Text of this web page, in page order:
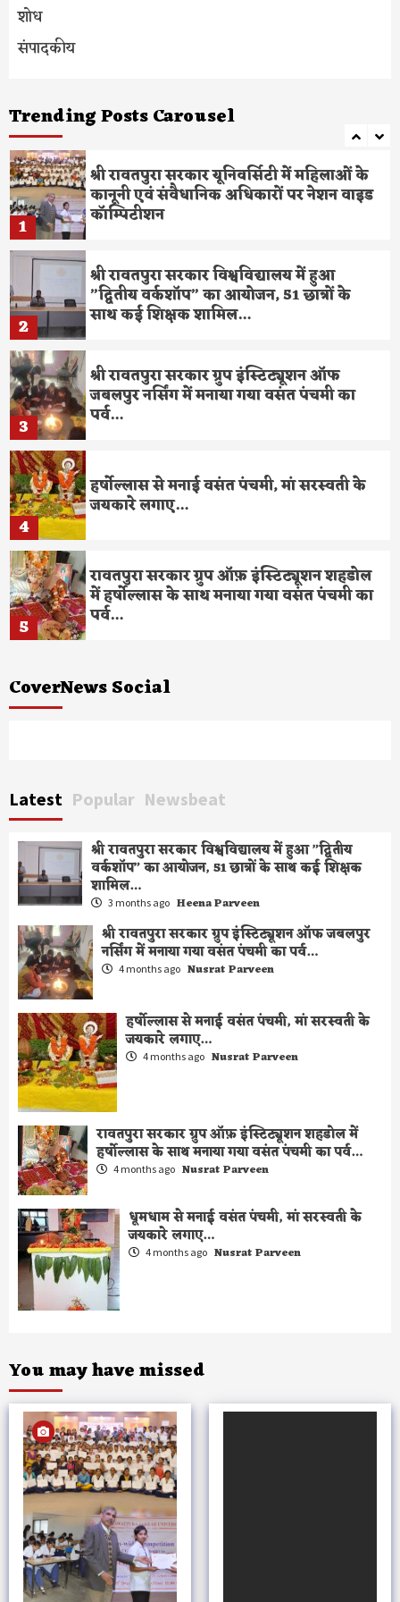
शोध
संपादकीय
Trending Posts Carousel
7
8
दिखी लता मंंगेशकर….
1
श्री रावतपुरा सरकार यूनिवर्सिटी में महिलाओं के
कानूनी एवं संवैधानिक अधिकारों पर नेशन वाइड
कॉम्पिटीशन
2
श्री रावतपुरा सरकार विश्वविद्यालय में हुआ
”द्वितीय वर्कशॉप” का आयोजन, 51 छात्रों के
साथ कई शिक्षक शामिल…
3
श्री रावतपुरा सरकार ग्रुप इंस्टिट्यूशन ऑफ
जबलपुर नर्सिंग में मनाया गया वसंत पंचमी का
पर्व…
4
हर्षोल्लास से मनाई वसंत पंचमी, मां सरस्वती के
जयकारे लगाए…
5
रावतपुरा सरकार ग्रुप ऑफ़ इंस्टिट्यूशन शहडोल
में हर्षोल्लास के साथ मनाया गया वसंत पंचमी का
पर्व…
धूमधाम से मनाई वसंत पंचमी, मां सरस्वती के
7
हर्षोल्लास के साथ मनाया गया वसंत पंचमी का
पर्व…
8
आखिरी तस्वीर:महान गायिका तिरंगे में लिपटी
दिखी लता मंंगेशकर….
1
श्री रावतपुरा सरकार यूनिवर्सिटी में महिलाओं के
कानूनी एवं संवैधानिक अधिकारों पर नेशन वाइड
कॉम्पिटीशन
2
श्री रावतपुरा सरकार विश्वविद्यालय में हुआ
”द्वितीय वर्कशॉप” का आयोजन, 51 छात्रों के
साथ कई शिक्षक शामिल…
3
श्री रावतपुरा सरकार ग्रुप इंस्टिट्यूशन ऑफ
पर्व…
हर्षोल्लास से मनाई वसंत पंचमी, मां सरस्वती के
जयकारे लगाए…
5
रावतपुरा सरकार ग्रुप ऑफ़ इंस्टिट्यूशन शहडोल
में हर्षोल्लास के साथ मनाया गया वसंत पंचमी का
पर्व…
CoverNews Social
Latest Popular Newsbeat
श्री रावतपुरा सरकार विश्वविद्यालय में हुआ ”द्वितीय
वर्कशॉप” का आयोजन, 51 छात्रों के साथ कई शिक्षक
शामिल…
3 months ago Heena Parveen
श्री रावतपुरा सरकार ग्रुप इंस्टिट्यूशन ऑफ जबलपुर
नर्सिंग में मनाया गया वसंत पंचमी का पर्व…
4 months ago Nusrat Parveen
हर्षोल्लास से मनाई वसंत पंचमी, मां सरस्वती के
जयकारे लगाए…
4 months ago Nusrat Parveen
रावतपुरा सरकार ग्रुप ऑफ़ इंस्टिट्यूशन शहडोल में
हर्षोल्लास के साथ मनाया गया वसंत पंचमी का पर्व…
4 months ago Nusrat Parveen
धूमधाम से मनाई वसंत पंचमी, मां सरस्वती के
जयकारे लगाए…
4 months ago Nusrat Parveen
You may have missed